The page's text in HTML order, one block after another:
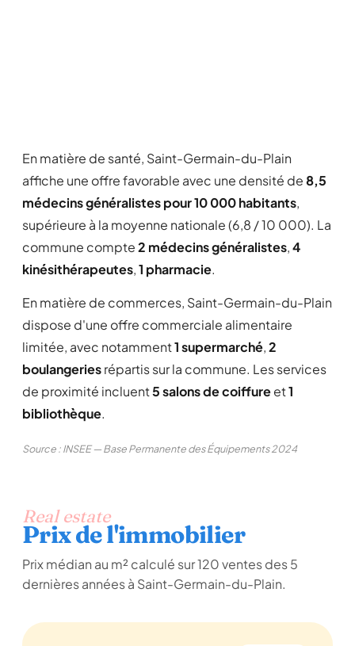
En matière de santé, Saint-Germain-du-Plain
affiche une offre favorable avec une densité de8,5
médecins généralistes pour 10 000 habitants,
supérieure à la moyenne nationale (6,8 / 10 000). La
commune compte2 médecins généralistes,4
kinésithérapeutes,1 pharmacie.
En matière de commerces, Saint-Germain-du-Plain
dispose d'une offre commerciale alimentaire
limitée, avec notamment1 supermarché,2
boulangeriesrépartis sur la commune. Les services
de proximité incluent5 salons de coiffureet1
bibliothèque.
Source : INSEE — Base Permanente des Équipements 2024
Real estate
Prix de l'immobilier
Prix médian au m² calculé sur 120 ventes des 5
dernières années à Saint-Germain-du-Plain.